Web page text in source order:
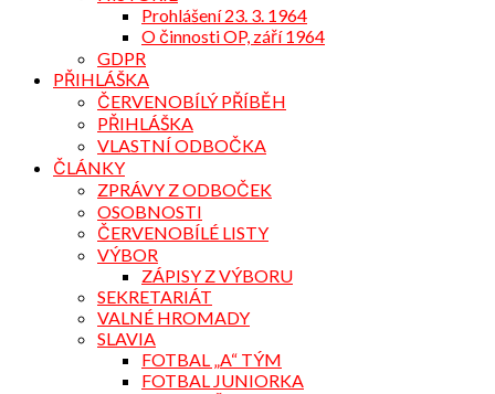
Prohlášení 23. 3. 1964
O činnosti OP, září 1964
GDPR
PŘIHLÁŠKA
ČERVENOBÍLÝ PŘÍBĚH
PŘIHLÁŠKA
VLASTNÍ ODBOČKA
ČLÁNKY
ZPRÁVY Z ODBOČEK
OSOBNOSTI
ČERVENOBÍLÉ LISTY
VÝBOR
ZÁPISY Z VÝBORU
SEKRETARIÁT
VALNÉ HROMADY
SLAVIA
FOTBAL „A“ TÝM
FOTBAL JUNIORKA